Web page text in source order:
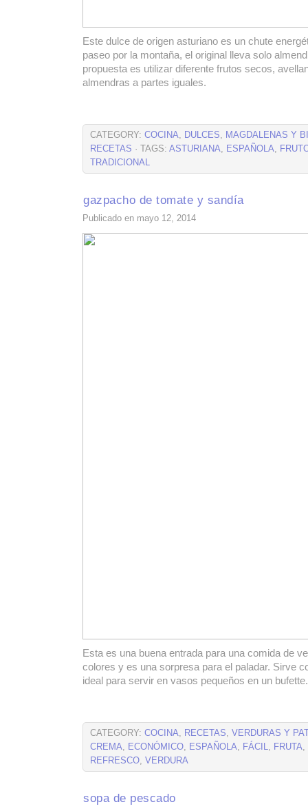
Este dulce de origen asturiano es un chute
paseo por la montaña, el original lleva solo
propuesta es utilizar diferente frutos secos,
almendras a partes iguales.
CATEGORY: COCINA, DULCES, MAGDALENAS Y
RECETAS · TAGS: ASTURIANA, ESPAÑOLA,
TRADICIONAL
gazpacho de tomate y sandía
Publicado en mayo 12, 2014
Esta es una buena entrada para una comida de
colores y es una sorpresa para el paladar. Sirve
ideal para servir en vasos pequeños en un bufette.
CATEGORY: COCINA, RECETAS, VERDURAS Y
CREMA, ECONÓMICO, ESPAÑOLA, FÁCIL, FRUTA,
REFRESCO, VERDURA
sopa de pescado